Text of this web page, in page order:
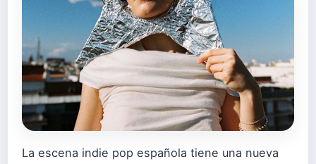
La escena indie pop española tiene una nueva